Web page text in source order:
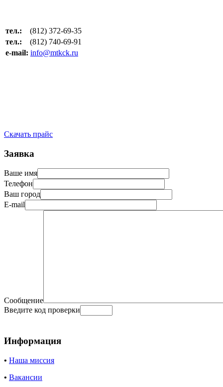
тел.: (812) 372-69-35
тел.: (812) 740-69-91
e-mail: info@mtkck.ru
Скачать прайс
Заявка
Ваше имя
Телефон
Ваш город
E-mail
Сообщение
Введите код проверки
Информация
• Наша миссия
• Вакансии